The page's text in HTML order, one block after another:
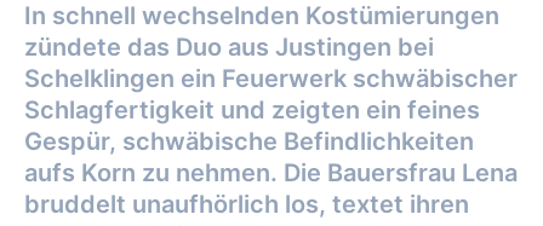
In schnell wechselnden Kostümierungen
zündete das Duo aus Justingen bei
Schelklingen ein Feuerwerk schwäbischer
Schlagfertigkeit und zeigten ein feines
Gespür, schwäbische Befindlichkeiten
aufs Korn zu nehmen. Die Bauersfrau Lena
bruddelt unaufhörlich los, textet ihren